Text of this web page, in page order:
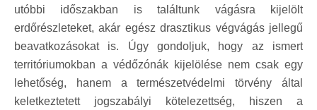
utóbbi időszakban is találtunk vágásra kijelölt
erdőrészleteket, akár egész drasztikus végvágás jellegű
beavatkozásokat is. Úgy gondoljuk, hogy az ismert
territóriumokban a védőzónák kijelölése nem csak egy
lehetőség, hanem a természetvédelmi törvény által
keletkeztetett jogszabályi kötelezettség, hiszen a